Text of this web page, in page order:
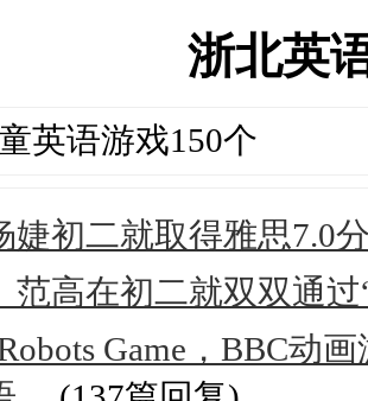
浙北英
英语游戏150个
婕初二就取得雅思7.0
范高在初二就双双通过
Game，BBC动